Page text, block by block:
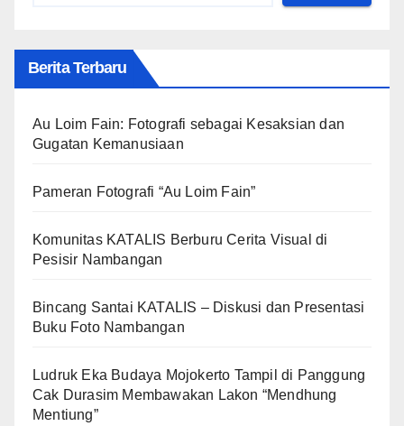
Berita Terbaru
Au Loim Fain: Fotografi sebagai Kesaksian dan
Gugatan Kemanusiaan
Pameran Fotografi “Au Loim Fain”
Komunitas KATALIS Berburu Cerita Visual di
Pesisir Nambangan
Bincang Santai KATALIS – Diskusi dan Presentasi
Buku Foto Nambangan
Ludruk Eka Budaya Mojokerto Tampil di Panggung
Cak Durasim Membawakan Lakon “Mendhung
Mentiung”